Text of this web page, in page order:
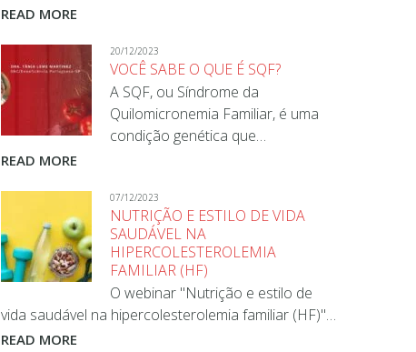
READ MORE
20/12/2023
VOCÊ SABE O QUE É SQF?
A SQF, ou Síndrome da
Quilomicronemia Familiar, é uma
condição genética que…
READ MORE
07/12/2023
NUTRIÇÃO E ESTILO DE VIDA
SAUDÁVEL NA
HIPERCOLESTEROLEMIA
FAMILIAR (HF)
O webinar "Nutrição e estilo de
vida saudável na hipercolesterolemia familiar (HF)"…
READ MORE